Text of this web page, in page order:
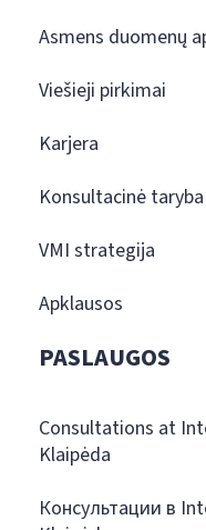
Asmens duomenų
Viešieji pirkimai
Karjera
Konsultacinė taryba
VMI strategija
Apklausos
PASLAUGOS
Consultations at
Klaipėda
Консультации в